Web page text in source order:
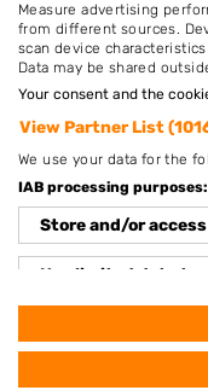
Op
Measure advertising
from different sources.
scan device
Data may be shared
Your consent and the
View Partner List
We use your data for the
IAB processing purposes:
Store and/or
Use limited data to
Use profiles to